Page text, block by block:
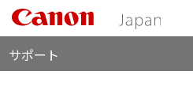
サポート